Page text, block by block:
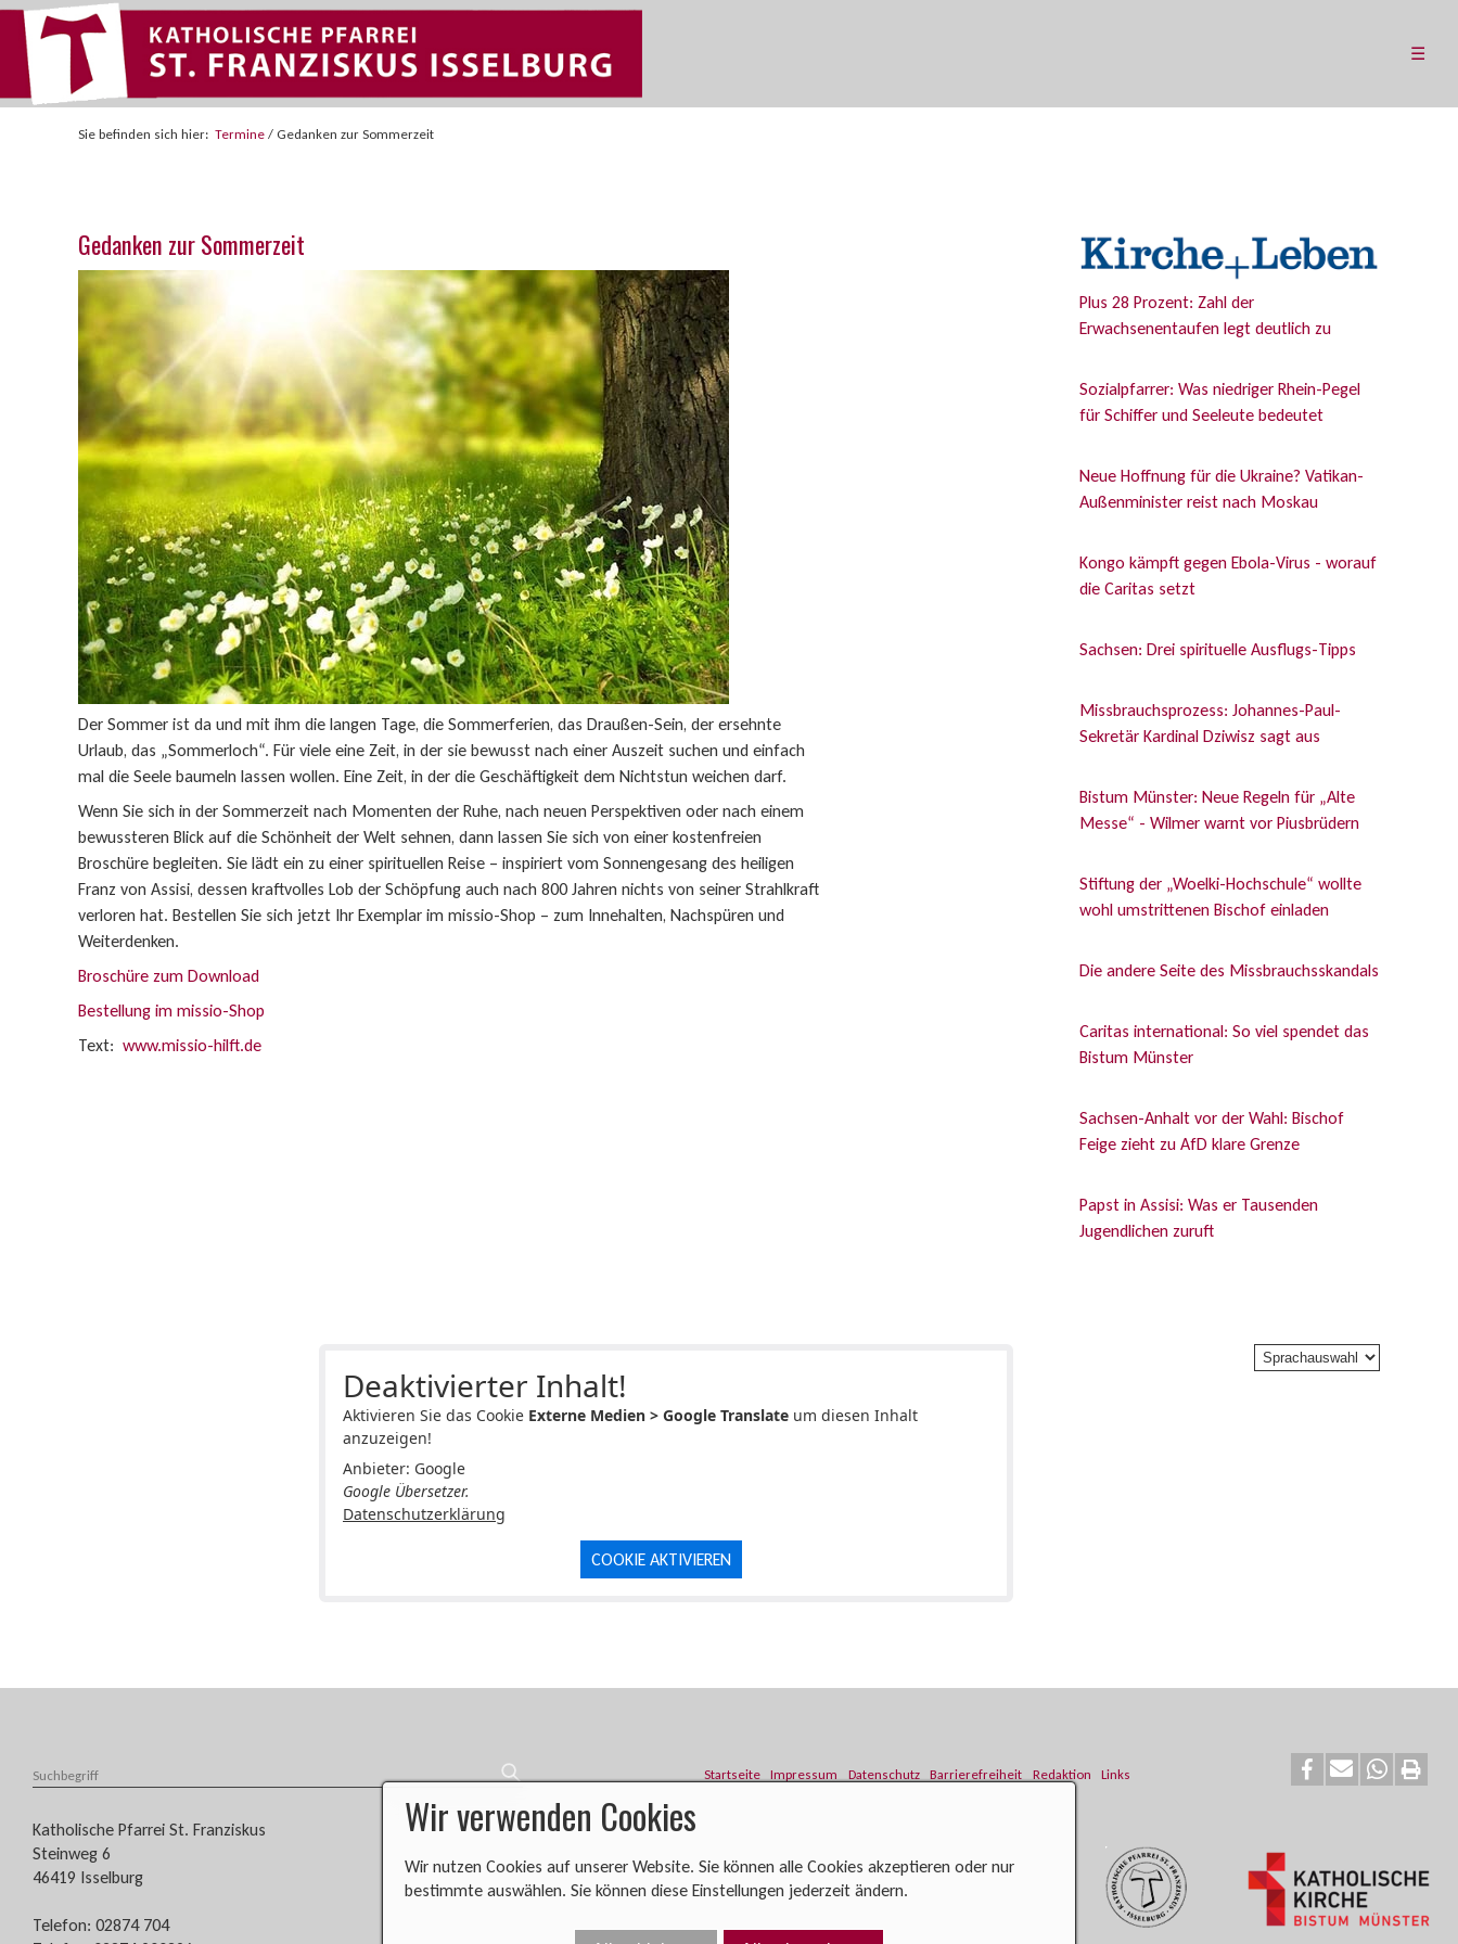
☰
Sie befinden sich hier: Termine / Gedanken zur Sommerzeit
Gedanken zur Sommerzeit
Der Sommer ist da und mit ihm die langen Tage, die Sommerferien, das Draußen-Sein, der ersehnte
Urlaub, das „Sommerloch“. Für viele eine Zeit, in der sie bewusst nach einer Auszeit suchen und einfach
mal die Seele baumeln lassen wollen. Eine Zeit, in der die Geschäftigkeit dem Nichtstun weichen darf.
Wenn Sie sich in der Sommerzeit nach Momenten der Ruhe, nach neuen Perspektiven oder nach einem
bewussteren Blick auf die Schönheit der Welt sehnen, dann lassen Sie sich von einer kostenfreien
Broschüre begleiten. Sie lädt ein zu einer spirituellen Reise – inspiriert vom Sonnengesang des heiligen
Franz von Assisi, dessen kraftvolles Lob der Schöpfung auch nach 800 Jahren nichts von seiner Strahlkraft
verloren hat. Bestellen Sie sich jetzt Ihr Exemplar im missio-Shop – zum Innehalten, Nachspüren und
Weiterdenken.
Broschüre zum Download
Bestellung im missio-Shop
Text: www.missio-hilft.de
Plus 28 Prozent: Zahl der
Erwachsenentaufen legt deutlich zu
Sozialpfarrer: Was niedriger Rhein-Pegel
für Schiffer und Seeleute bedeutet
Neue Hoffnung für die Ukraine? Vatikan-
Außenminister reist nach Moskau
Kongo kämpft gegen Ebola-Virus - worauf
die Caritas setzt
Sachsen: Drei spirituelle Ausflugs-Tipps
Missbrauchsprozess: Johannes-Paul-
Sekretär Kardinal Dziwisz sagt aus
Bistum Münster: Neue Regeln für „Alte
Messe“ - Wilmer warnt vor Piusbrüdern
Stiftung der „Woelki-Hochschule“ wollte
wohl umstrittenen Bischof einladen
Die andere Seite des Missbrauchsskandals
Caritas international: So viel spendet das
Bistum Münster
Sachsen-Anhalt vor der Wahl: Bischof
Feige zieht zu AfD klare Grenze
Papst in Assisi: Was er Tausenden
Jugendlichen zuruft
Deaktivierter Inhalt!
Aktivieren Sie das Cookie Externe Medien > Google Translate um diesen Inhalt
anzuzeigen!
Anbieter: Google
Google Übersetzer.
Datenschutzerklärung
COOKIE AKTIVIEREN
Startseite Impressum Datenschutz Barrierefreiheit Redaktion Links
​​​​Katholische Pfarrei St. Franziskus
Steinweg 6
46419 Isselburg
Telefon: 02874 704
Wir verwenden Cookies
Wir nutzen Cookies auf unserer Website. Sie können alle Cookies akzeptieren oder nur
bestimmte auswählen. Sie können diese Einstellungen jederzeit ändern.